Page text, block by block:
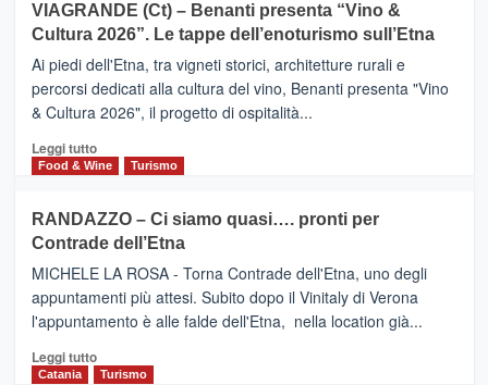
Anche
la
Alcantara
nei
primi
nella
classifica
IL
SAN
DOMENICO
PALACE
TAORMINA,
UN
HOTEL
FOUR
IL
NUOVO
SUMMER
CLUB
VIAGRANDE (Ct) – Benanti presenta “Vino &
Cultura 2026”. Le tappe dell’enoturismo sull’Etna
Ai piedi dell'Etna, tra vigneti storici, architetture rurali e
percorsi dedicati alla cultura del vino, Benanti presenta "Vino
& Cultura 2026", il progetto di ospitalità...
Leggi tuttoLeggi
di
VIAGRANDE
(Ct)
–
Benanti
presenta
“Vino
&
Cultura
Food & Wine Turismo
RANDAZZO – Ci siamo quasi…. pronti per
Contrade dell’Etna
MICHELE LA ROSA - Torna Contrade dell'Etna, uno degli
appuntamenti più attesi. Subito dopo il Vinitaly di Verona
l'appuntamento è alle falde dell'Etna, nella location già...
Leggi tuttoLeggi
di
Catania Turismo